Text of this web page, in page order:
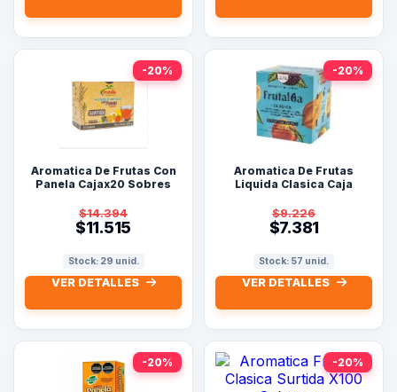
-20%
Aromatica De Frutas Con
Panela Cajax20 Sobres
$14.394
$11.515
Stock: 29 unid.
VER DETALLES
-20%
Aromatica De Frutas
Liquida Clasica Caja
Frutalia
$9.226
$7.381
Stock: 57 unid.
VER DETALLES
-20% -20%